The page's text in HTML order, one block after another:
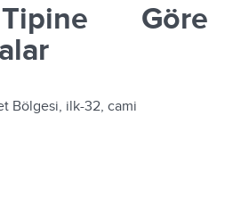
Göre
Bölgesi, ilk-32, cami